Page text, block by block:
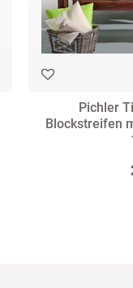
Pichler
Blockstreifen